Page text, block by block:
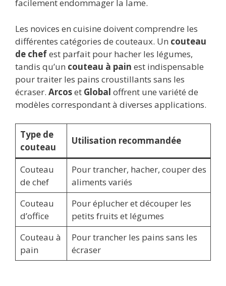
facilement endommager la lame.
Les novices en cuisine doivent comprendre les
différentes catégories de couteaux. Un couteau
de chefest parfait pour hacher les légumes,
tandis qu’un couteau à pain est indispensable
pour traiter les pains croustillants sans les
écraser. Arcoset Global offrent une variété de
modèles correspondant à diverses applications.
Type de
couteau
Utilisation recommandée
Couteau
de chef
Pour trancher, hacher, couper des
aliments variés
Couteau
d’office
Pour éplucher et découper les
petits fruits et légumes
Couteau à
pain
Pour trancher les pains sans les
écraser